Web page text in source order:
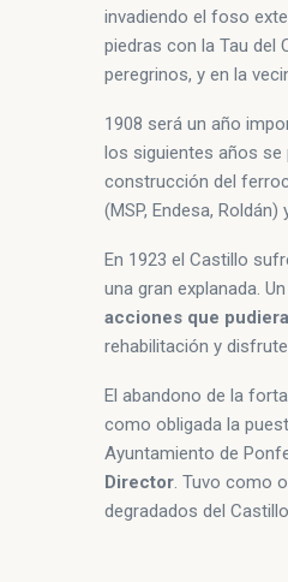
invadiendo el foso
piedras con la Tau del
peregrinos, y en la
1908 será un año
los siguientes años se
construcción del
(MSP, Endesa,
En 1923 el Castillo
una gran explanada.
acciones que
rehabilitación y disfrute.
El abandono de la
como obligada la
Ayuntamiento de
Director . Tuvo como
degradados del